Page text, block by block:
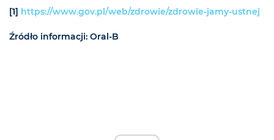
[1] https://www.gov.pl/web/zdrowie/zdrowie-jamy-ustnej
Źródło informacji: Oral-B